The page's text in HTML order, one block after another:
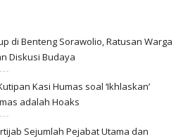
di Benteng Sorawolio, Ratusan Warga
Diskusi Budaya
Kasi Humas soal ‘Ikhlaskan’
adalah Hoaks
Sejumlah Pejabat Utama dan